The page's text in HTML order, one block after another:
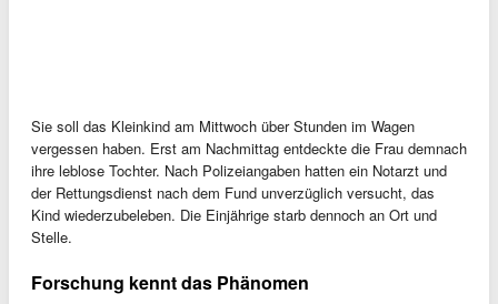
Sie soll das Kleinkind am Mittwoch über Stunden im Wagen
vergessen haben. Erst am Nachmittag entdeckte die Frau demnach
ihre leblose Tochter. Nach Polizeiangaben hatten ein Notarzt und
der Rettungsdienst nach dem Fund unverzüglich versucht, das
Kind wiederzubeleben. Die Einjährige starb dennoch an Ort und
Stelle.
Forschung kennt das Phänomen